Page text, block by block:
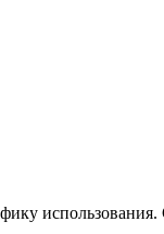
использования.